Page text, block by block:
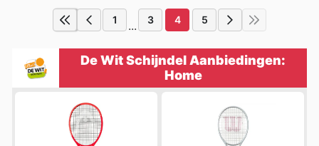
1 ... 3 4 5
De Wit Schijndel Aanbiedingen:
Home